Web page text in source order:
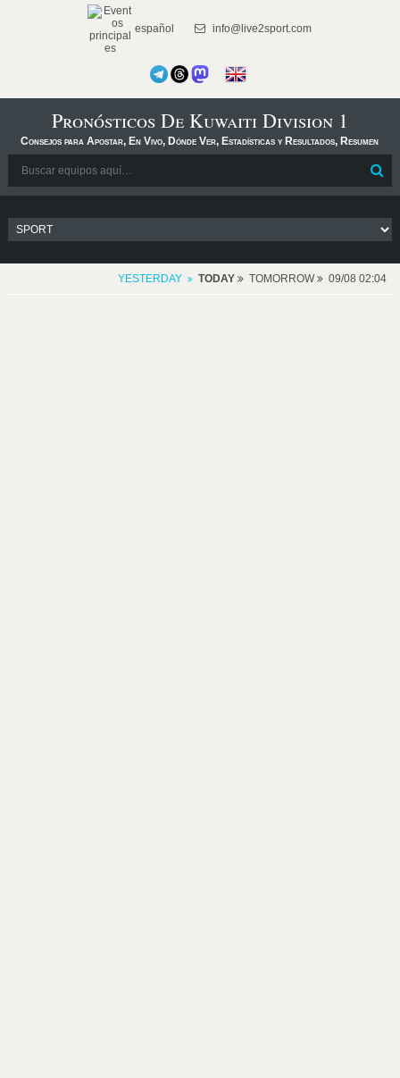
español info@live2sport.com
Pronósticos De Kuwaiti Division 1
Consejos para Apostar, En Vivo, Dónde Ver, Estadísticas y Resultados, Resumen
YESTERDAY TODAY TOMORROW 09/08 02:04